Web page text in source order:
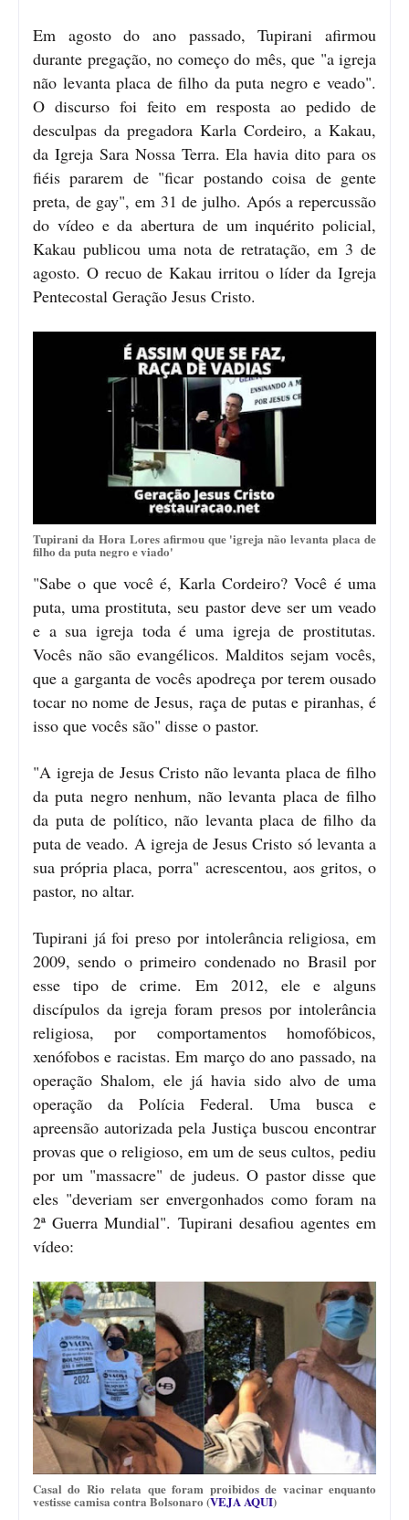
Em agosto do ano passado, Tupirani afirmou
durante pregação, no começo do mês, que "a igreja
não levanta placa de filho da puta negro e veado".
O discurso foi feito em resposta ao pedido de
desculpas da pregadora Karla Cordeiro, a Kakau,
da Igreja Sara Nossa Terra. Ela havia dito para os
fiéis pararem de "ficar postando coisa de gente
preta, de gay", em 31 de julho. Após a repercussão
do vídeo e da abertura de um inquérito policial,
Kakau publicou uma nota de retratação, em 3 de
agosto. O recuo de Kakau irritou o líder da Igreja
Pentecostal Geração Jesus Cristo.
Tupirani da Hora Lores afirmou que 'igreja não levanta placa de
filho da puta negro e viado'
"Sabe o que você é, Karla Cordeiro? Você é uma
puta, uma prostituta, seu pastor deve ser um veado
e a sua igreja toda é uma igreja de prostitutas.
Vocês não são evangélicos. Malditos sejam vocês,
que a garganta de vocês apodreça por terem ousado
tocar no nome de Jesus, raça de putas e piranhas, é
isso que vocês são" disse o pastor.
"A igreja de Jesus Cristo não levanta placa de filho
da puta negro nenhum, não levanta placa de filho
da puta de político, não levanta placa de filho da
puta de veado. A igreja de Jesus Cristo só levanta a
sua própria placa, porra" acrescentou, aos gritos, o
pastor, no altar.
Tupirani já foi preso por intolerância religiosa, em
2009, sendo o primeiro condenado no Brasil por
esse tipo de crime. Em 2012, ele e alguns
discípulos da igreja foram presos por intolerância
religiosa, por comportamentos homofóbicos,
xenófobos e racistas. Em março do ano passado, na
operação Shalom, ele já havia sido alvo de uma
operação da Polícia Federal. Uma busca e
apreensão autorizada pela Justiça buscou encontrar
provas que o religioso, em um de seus cultos, pediu
por um "massacre" de judeus. O pastor disse que
eles "deveriam ser envergonhados como foram na
2ª Guerra Mundial". Tupirani desafiou agentes em
vídeo:
Casal do Rio relata que foram proibidos de vacinar enquanto
vestisse camisa contra Bolsonaro (VEJA AQUI)